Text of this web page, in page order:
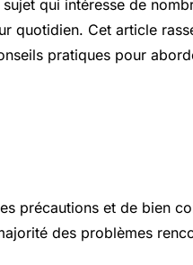
qui intéresse de
quotidien. Cet article
pratiques pour
précautions et de bien
des problèmes